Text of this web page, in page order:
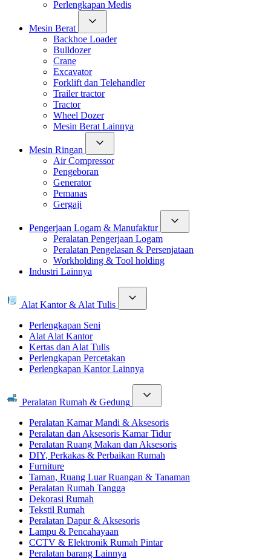
Perlengkapan Medis
Mesin Berat
Backhoe Loader
Bulldozer
Crane
Excavator
Forklift dan Telehandler
Trailer tractor
Tractor
Wheel Dozer
Mesin Berat Lainnya
Mesin Ringan
Air Compressor
Pengeboran
Generator
Pemanas
Gergaji
Pengerjaan Logam & Manufaktur
Peralatan Pengerjaan Logam
Peralatan Pengelasan & Persenjataan
Workholding & Tool holding
Industri Lainnya
Alat Kantor & Alat Tulis
Perlengkapan Seni
Alat Alat Kantor
Kertas dan Alat Tulis
Perlengkapan Percetakan
Perlengkapan Kantor Lainnya
Peralatan Rumah & Gedung
Peralatan Kamar Mandi & Aksesoris
Peralatan dan Aksesoris Kamar Tidur
Peralatan Ruang Makan dan Aksesoris
DIY, Perkakas & Perbaikan Rumah
Furniture
Taman, Ruang Luar Ruangan & Tanaman
Peralatan Rumah Tangga
Dekorasi Rumah
Tekstil Rumah
Peralatan Dapur & Aksesoris
Lampu & Pencahayaan
CCTV & Elektronik Rumah Pintar
Peralatan barang Lainnya